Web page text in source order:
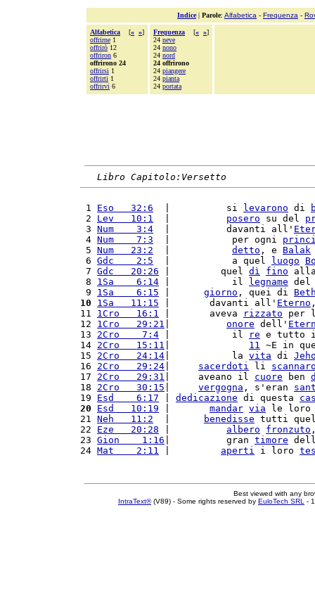
Indice| Parole: Alfabetica - Frequenza -
Alfabetica [« »]
offrirne 1
offrirò 12
offriron 6
offrirono 24
offrirsi 1
offrirti 1
offrirvi 6
Frequenza [« »]
24 neve
24 nono
24 nord
24 offrirono
24 piangere
24 pianta
24 portata
Libro Capitolo:Versetto
1 Eso   32:6
  |          si
levarono di
2 Lev   10:1 posero su del
3 Num    3:4
  |          davanti all'
4 Num    7:3
  |           per ogni
5 Num   23:2 detto , e Balak
6 Gdc    2:5
  |           a quel
luogo
7 Gdc   20:26 |         quel dì fino
8 1Sa    6:14 |           il legname
9 1Sa    6:15 giorno , quei di
10
1Sa   11:15 |       davanti all' Eterno
11 1Cro   16:1 |       aveva rizzato per
12 1Cro   29:21 onore dell'
13 2Cro    7:4 |           il re e
14 2Cro   15:11 11 ~E in
15 2Cro   24:14 |           la vita di
16 2Cro   29:24 sacerdoti li
17 2Cro   29:31 |     aveano il cuore ben
18 2Cro   30:15 vergogna , s'eran
19 Esd    6:17 dedicazione di questa
20
Esd   10:19 mandar via le
21 Neh   11:2 benedisse tutti
22 Eze   20:28 albero fronzuto
23 Gion    1:16 |          gran timore
24 Mat    2:11 aperti i loro
Best viewed with any
IntraText®(V89) - Some rights reserved by EuloTech SRL -